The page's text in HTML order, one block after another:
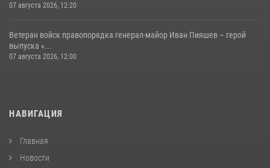
07 августа 2026, 12:20
Ветеран войск правопорядка генерал-майор Иван Пияшев – герой
выпуска «...
07 августа 2026, 12:00
НАВИГАЦИЯ
Главная
Новости